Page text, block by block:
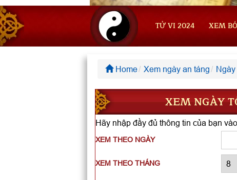
TỬ VI 2024 XEM
Home Xem ngày an táng
XEM NGÀY
Hãy nhập đầy đủ thông tin của bạn
XEM THEO NGÀY
XEM THEO THÁNG